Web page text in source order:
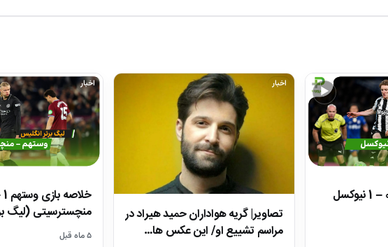
▶
خلاصه بازی چلسی 0 – 1 نیوکسل
اخبار
تصاویر| گریه هواداران حمید هیراد در
مراسم تشییع او/ این عکس ها…
اخبار
منچسترسیتی (لیگ
۵ ماه قبل